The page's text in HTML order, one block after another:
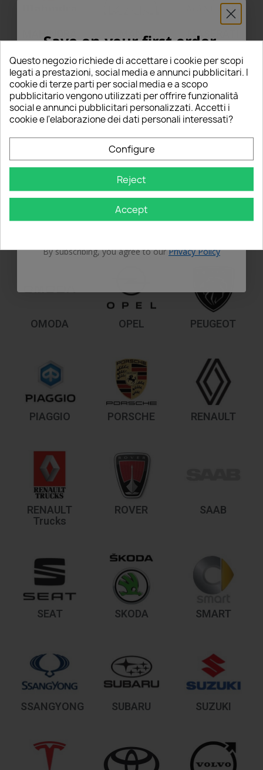
MAHINDRA MASERATI
MAZDA
MERCEDES-
BENZ
MG
OMODA OPEL PEUGEOT
PIAGGIO PORSCHE RENAULT
RENAULT
Trucks
ROVER SAAB
SEAT SKODA SMART
SSANGYONG SUBARU SUZUKI
Questo negozio richiede di accettare i cookie per scopi
legati a prestazioni, social media e annunci pubblicitari. I
cookie di terze parti per social media e a scopo
pubblicitario vengono utilizzati per offrire funzionalità
social e annunci pubblicitari personalizzati. Accetti i
cookie e l'elaborazione dei dati personali interessati?
Configure
Reject
Accept
Save on your first order
5% FOR YOU!
Enter your email below to receive a5%
DISCOUNTon your first order!
GET 5% OFF
By subscribing, you agree to ourPrivacy Policy